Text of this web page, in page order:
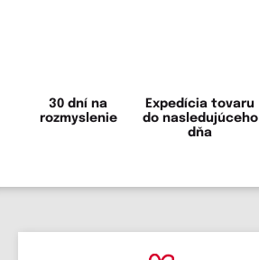
30 dní na
rozmyslenie
Expedícia tovaru
do nasledujúceho
dňa